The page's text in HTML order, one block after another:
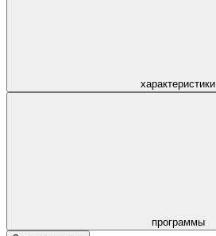
характеристики
программы